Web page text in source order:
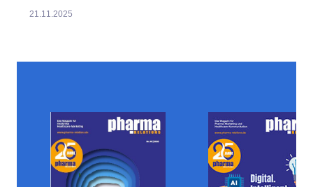
21.11.2025